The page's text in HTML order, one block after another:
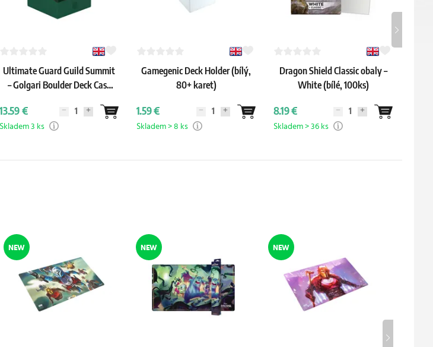
Ultimate Guard Guild Summit
– Golgari Boulder Deck Case
13.59 €
Skladem 3 ks
Gamegenic Deck Holder (bílý,
80+ karet)
1.59 €
Skladem > 8 ks
Dragon Shield Classic obaly –
White (bílé, 100ks)
8.19 €
Skladem > 36 ks
NEW NEW NEW